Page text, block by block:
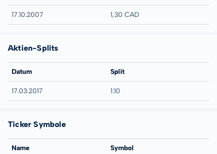
17.10.2007 1,30 CAD
Aktien-Splits
Datum Split
17.03.2017 1:10
Ticker Symbole
Name Symbol